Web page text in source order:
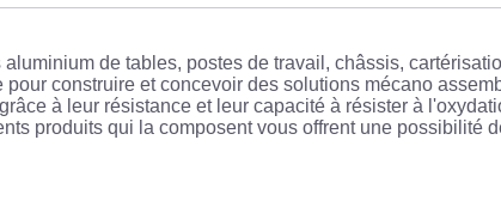
de tables, postes de travail, châssis,
construire et concevoir des solutions mécano
à leur résistance et leur capacité à résister à
produits qui la composent vous offrent une possibilité